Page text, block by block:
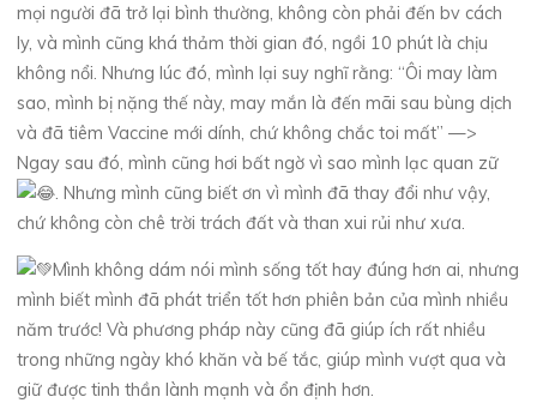
mọi người đã trở lại bình thường, không còn phải đến bv cách
ly, và mình cũng khá thảm thời gian đó, ngồi 10 phút là chịu
không nổi. Nhưng lúc đó, mình lại suy nghĩ rằng: “Ôi may làm
sao, mình bị nặng thế này, may mắn là đến mãi sau bùng dịch
và đã tiêm Vaccine mới dính, chứ không chắc toi mất” —>
Ngay sau đó, mình cũng hơi bất ngờ vì sao mình lạc quan zữ
. Nhưng mình cũng biết ơn vì mình đã thay đổi như vậy,
chứ không còn chê trời trách đất và than xui rủi như xưa.
Mình không dám nói mình sống tốt hay đúng hơn ai, nhưng
mình biết mình đã phát triển tốt hơn phiên bản của mình nhiều
năm trước! Và phương pháp này cũng đã giúp ích rất nhiều
trong những ngày khó khăn và bế tắc, giúp mình vượt qua và
giữ được tinh thần lành mạnh và ổn định hơn.